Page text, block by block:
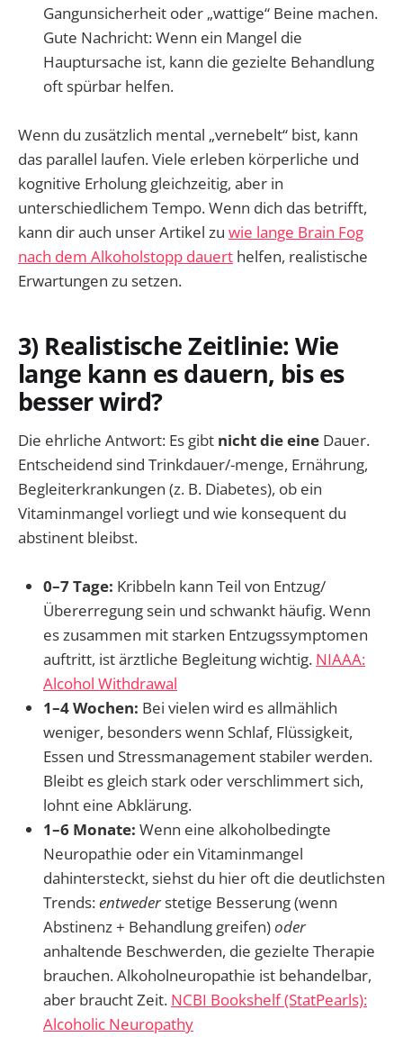
Gangunsicherheit oder „wattige“ Beine machen.
Gute Nachricht: Wenn ein Mangel die
Hauptursache ist, kann die gezielte Behandlung
oft spürbar helfen.
Wenn du zusätzlich mental „vernebelt“ bist, kann
das parallel laufen. Viele erleben körperliche und
kognitive Erholung gleichzeitig, aber in
unterschiedlichem Tempo. Wenn dich das betrifft,
kann dir auch unser Artikel zu wie lange Brain Fog
nach dem Alkoholstopp dauert helfen, realistische
Erwartungen zu setzen.
3) Realistische Zeitlinie: Wie
lange kann es dauern, bis es
besser wird?
Die ehrliche Antwort: Es gibt nicht die eine Dauer.
Entscheidend sind Trinkdauer/-menge, Ernährung,
Begleiterkrankungen (z. B. Diabetes), ob ein
Vitaminmangel vorliegt und wie konsequent du
abstinent bleibst.
0–7 Tage: Kribbeln kann Teil von Entzug/
Übererregung sein und schwankt häufig. Wenn
es zusammen mit starken Entzugssymptomen
auftritt, ist ärztliche Begleitung wichtig. NIAAA:
Alcohol Withdrawal
1–4 Wochen: Bei vielen wird es allmählich
weniger, besonders wenn Schlaf, Flüssigkeit,
Essen und Stressmanagement stabiler werden.
Bleibt es gleich stark oder verschlimmert sich,
lohnt eine Abklärung.
1–6 Monate: Wenn eine alkoholbedingte
Neuropathie oder ein Vitaminmangel
dahintersteckt, siehst du hier oft die deutlichsten
Trends:entwederstetige Besserung (wenn
Abstinenz + Behandlung greifen)oder
anhaltende Beschwerden, die gezielte Therapie
brauchen. Alkoholneuropathie ist behandelbar,
aber braucht Zeit. NCBI Bookshelf (StatPearls):
Alcoholic Neuropathy